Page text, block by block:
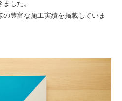
した。
の豊富な施工実績を掲載していま